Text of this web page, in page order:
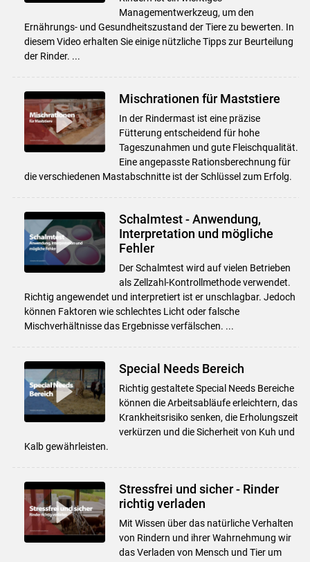
Skip to main content
Managementwerkzeug, um den
Ernährungs- und Gesundheitszustand der Tiere zu bewerten. In
diesem Video erhalten Sie einige nützliche Tipps zur Beurteilung
der Rinder. ...
Mischrationen für Maststiere
In der Rindermast ist eine präzise
Fütterung entscheidend für hohe
Tageszunahmen und gute Fleischqualität.
Eine angepasste Rationsberechnung für
die verschiedenen Mastabschnitte ist der Schlüssel zum Erfolg.
Schalmtest - Anwendung,
Interpretation und mögliche
Fehler
Der Schalmtest wird auf vielen Betrieben
als Zellzahl-Kontrollmethode verwendet.
Richtig angewendet und interpretiert ist er unschlagbar. Jedoch
können Faktoren wie schlechtes Licht oder falsche
Mischverhältnisse das Ergebnisse verfälschen. ...
Special Needs Bereich
Richtig gestaltete Special Needs Bereiche
können die Arbeitsabläufe erleichtern, das
Krankheitsrisiko senken, die Erholungszeit
verkürzen und die Sicherheit von Kuh und
Kalb gewährleisten.
Stressfrei und sicher - Rinder
richtig verladen
Mit Wissen über das natürliche Verhalten
von Rindern und ihrer Wahrnehmung wir
das Verladen von Mensch und Tier um